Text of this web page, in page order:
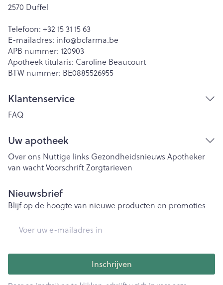
2570 Duffel
Telefoon: +32 15 31 15 63
E-mailadres: info@bcfarma.be
APB nummer: 120903
Apotheek titularis: Caroline Beaucourt
BTW nummer: BE0885526955
Klantenservice
FAQ
Uw apotheek
Over ons Nuttige links Gezondheidsnieuws Apotheker
van wachtVoorschriftZorgtarieven
Nieuwsbrief
Blijf op de hoogte van nieuwe producten en promoties
Inschrijven